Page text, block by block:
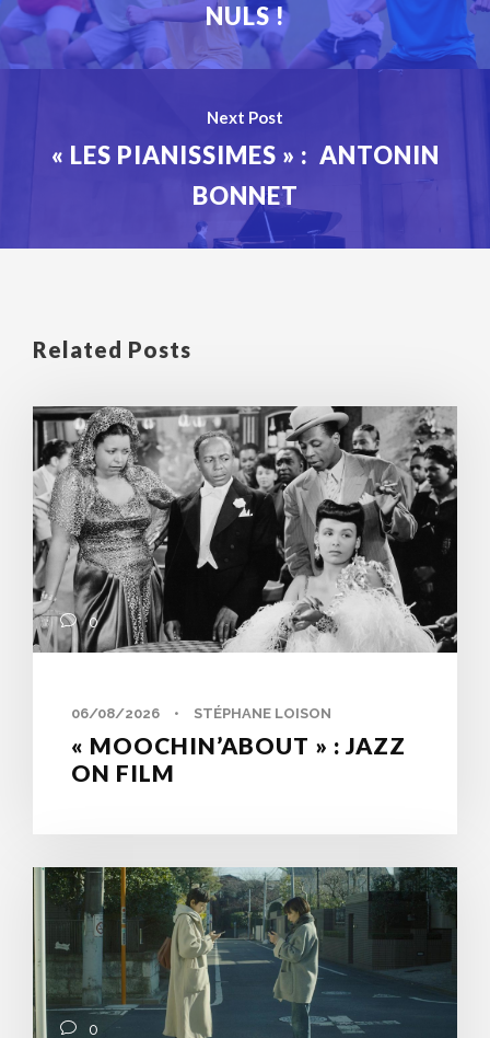
NULS !
Next Post
« LES PIANISSIMES » : ANTONIN
BONNET
Related Posts
0
06/08/2026 • STÉPHANE LOISON
« MOOCHIN’ABOUT » : JAZZ
ON FILM
0